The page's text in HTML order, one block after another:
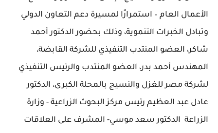
الأعمال العام – استمرارًا لمسيرة دعم التعاون الدولي
وتبادل الخبرات التنموية، وذلك بحضور الدكتور أحمد
شاكر، العضو المنتدب التنفيذي للشركة القابضة،
المهندس أحمد بدر، العضو المنتدب والرئيس التنفيذي
لشركة مصر للغزل والنسيج بالمحلة الكبرى، الدكتور
عادل عبد العظيم رئيس مركز البحوث الزراعية - وزارة
الزراعة الدكتور سعد موسي- المشرف على العلاقات